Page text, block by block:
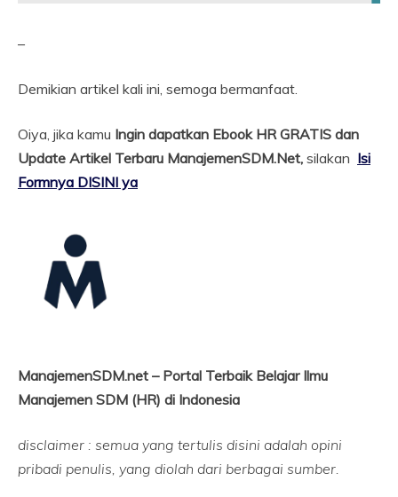
–
Demikian artikel kali ini, semoga bermanfaat.
Oiya, jika kamu Ingin dapatkan Ebook HR GRATIS dan
Update Artikel Terbaru ManajemenSDM.Net, silakan Isi
Formnya DISINI ya
ManajemenSDM.net – Portal Terbaik Belajar Ilmu
Manajemen SDM (HR) di Indonesia
disclaimer : semua yang tertulis disini adalah opini
pribadi penulis, yang diolah dari berbagai sumber.